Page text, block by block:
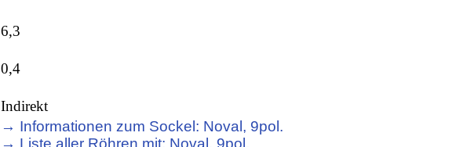
6,3
0,4
Indirekt
→ Informationen zum Sockel: Noval, 9pol.
→ Liste aller Röhren mit: Noval, 9pol.